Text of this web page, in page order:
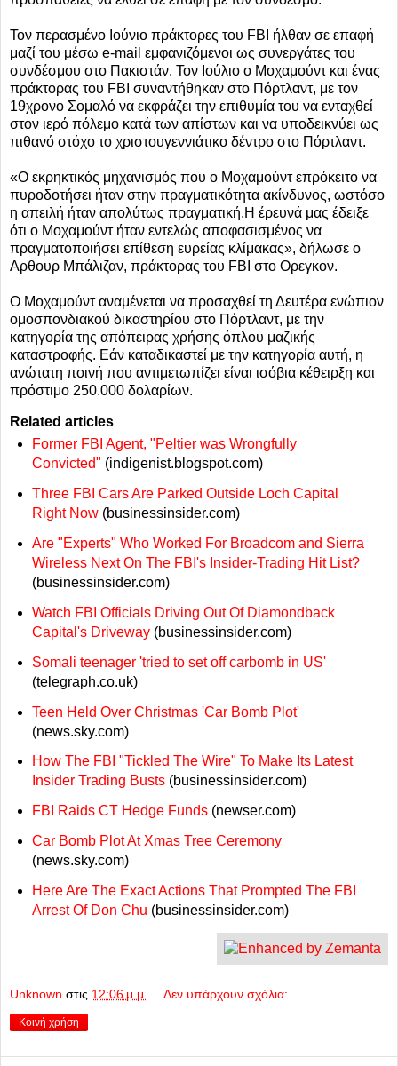
Τον περασμένο Ιούνιο πράκτορες του FBI ήλθαν σε επαφή
μαζί του μέσω e-mail εμφανιζόμενοι ως συνεργάτες του
συνδέσμου στο Πακιστάν. Τον Ιούλιο ο Μοχαμούντ και ένας
πράκτορας του FBI συναντήθηκαν στο Πόρτλαντ, με τον
19χρονο Σομαλό να εκφράζει την επιθυμία του να ενταχθεί
στον ιερό πόλεμο κατά των απίστων και να υποδεικνύει ως
πιθανό στόχο το χριστουγεννιάτικο δέντρο στο Πόρτλαντ.
«Ο εκρηκτικός μηχανισμός που ο Μοχαμούντ επρόκειτο να
πυροδοτήσει ήταν στην πραγματικότητα ακίνδυνος, ωστόσο
η απειλή ήταν απολύτως πραγματική.Η έρευνά μας έδειξε
ότι ο Μοχαμούντ ήταν εντελώς αποφασισμένος να
πραγματοποιήσει επίθεση ευρείας κλίμακας», δήλωσε ο
Αρθουρ Μπάλιζαν, πράκτορας του FBI στο Ορεγκον.
Ο Μοχαμούντ αναμένεται να προσαχθεί τη Δευτέρα ενώπιον
ομοσπονδιακού δικαστηρίου στο Πόρτλαντ, με την
κατηγορία της απόπειρας χρήσης όπλου μαζικής
καταστροφής. Εάν καταδικαστεί με την κατηγορία αυτή, η
ανώτατη ποινή που αντιμετωπίζει είναι ισόβια κέθειρξη και
πρόστιμο 250.000 δολαρίων.
Related articles
Former FBI Agent, "Peltier was Wrongfully
Convicted" (indigenist.blogspot.com)
Three FBI Cars Are Parked Outside Loch Capital
Right Now(businessinsider.com)
Are "Experts" Who Worked For Broadcom and Sierra
Wireless Next On The FBI's Insider-Trading Hit List?
(businessinsider.com)
Watch FBI Officials Driving Out Of Diamondback
Capital's Driveway(businessinsider.com)
Somali teenager 'tried to set off carbomb in US'
(telegraph.co.uk)
Teen Held Over Christmas 'Car Bomb Plot'
(news.sky.com)
How The FBI "Tickled The Wire" To Make Its Latest
Insider Trading Busts(businessinsider.com)
FBI Raids CT Hedge Funds(newser.com)
Car Bomb Plot At Xmas Tree Ceremony
(news.sky.com)
Here Are The Exact Actions That Prompted The FBI
Arrest Of Don Chu (businessinsider.com)
Unknown στις 12:06 μ.μ. Δεν υπάρχουν σχόλια:
Κοινή χρήση